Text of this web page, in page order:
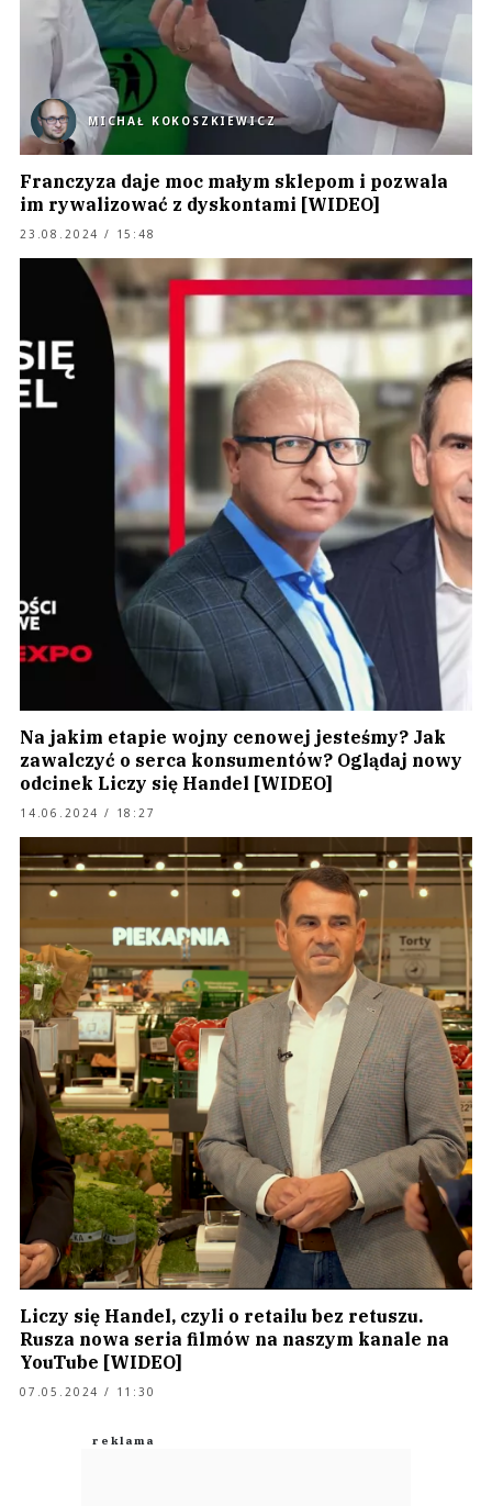
MICHAŁ KOKOSZKIEWICZ
Franczyza daje moc małym sklepom i pozwala
im rywalizować z dyskontami [WIDEO]
23.08.2024 / 15:48
Na jakim etapie wojny cenowej jesteśmy? Jak
zawalczyć o serca konsumentów? Oglądaj nowy
odcinek Liczy się Handel [WIDEO]
14.06.2024 / 18:27
Liczy się Handel, czyli o retailu bez retuszu.
Rusza nowa seria filmów na naszym kanale na
YouTube [WIDEO]
07.05.2024 / 11:30